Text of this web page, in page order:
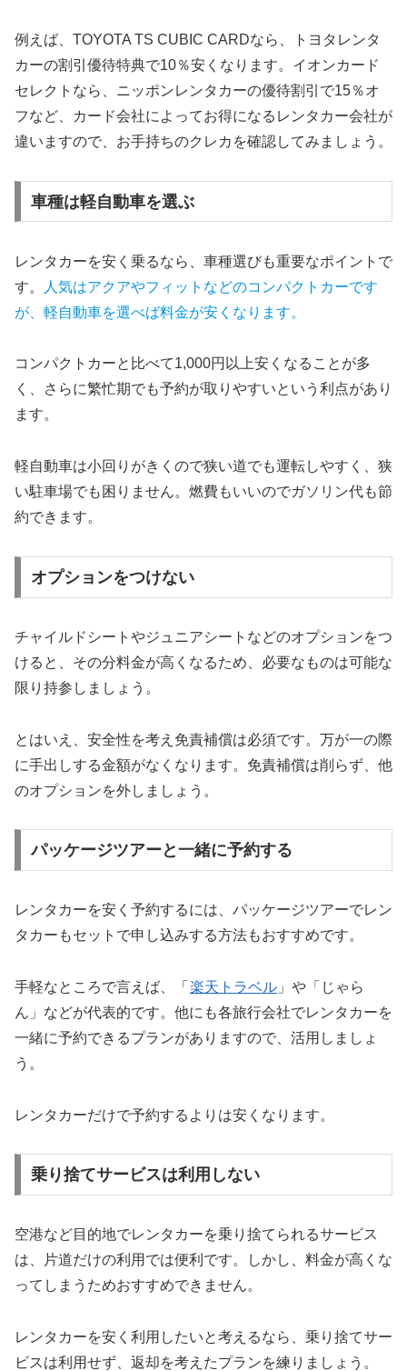
例えば、TOYOTA TS CUBIC CARDなら、トヨタレンタ
カーの割引優待特典で10％安くなります。イオンカード
セレクトなら、ニッポンレンタカーの優待割引で15％オ
フなど、カード会社によってお得になるレンタカー会社が
違いますので、お手持ちのクレカを確認してみましょう。
車種は軽自動車を選ぶ
レンタカーを安く乗るなら、車種選びも重要なポイントで
す。
人気はアクアやフィットなどのコンパクトカーです
が、軽自動車を選べば料金が安くなります。
コンパクトカーと比べて1,000円以上安くなることが多
く、さらに繁忙期でも予約が取りやすいという利点があり
ます。
軽自動車は小回りがきくので狭い道でも運転しやすく、狭
い駐車場でも困りません。燃費もいいのでガソリン代も節
約できます。
オプションをつけない
チャイルドシートやジュニアシートなどのオプションをつ
けると、その分料金が高くなるため、必要なものは可能な
限り持参しましょう。
とはいえ、安全性を考え免責補償は必須です。万が一の際
に手出しする金額がなくなります。免責補償は削らず、他
のオプションを外しましょう。
パッケージツアーと一緒に予約する
レンタカーを安く予約するには、パッケージツアーでレン
タカーもセットで申し込みする方法もおすすめです。
手軽なところで言えば、「 楽天トラベル 」や「じゃら
ん」などが代表的です。他にも各旅行会社でレンタカーを
一緒に予約できるプランがありますので、活用しましょ
う。
レンタカーだけで予約するよりは安くなります。
乗り捨てサービスは利用しない
空港など目的地でレンタカーを乗り捨てられるサービス
は、片道だけの利用では便利です。しかし、料金が高くな
ってしまうためおすすめできません。
レンタカーを安く利用したいと考えるなら、乗り捨てサー
ビスは利用せず、返却を考えたプランを練りましょう。